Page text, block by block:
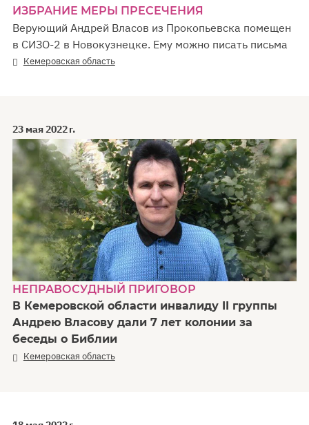
ИЗБРАНИЕ МЕРЫ ПРЕСЕЧЕНИЯ
Верующий Андрей Власов из Прокопьевска помещен
в СИЗО-2 в Новокузнецке. Ему можно писать письма
Кемеровская область
23 мая 2022 г.
НЕПРАВОСУДНЫЙ ПРИГОВОР
В Кемеровской области инвалиду II группы
Андрею Власову дали 7 лет колонии за
беседы о Библии
Кемеровская область